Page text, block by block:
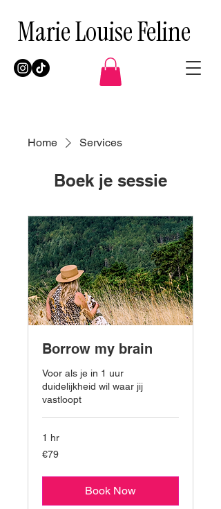
Marie Louise Feline
Home Services
Boek je sessie
Borrow my brain
Voor als je in 1 uur
duidelijkheid wil waar jij
vastloopt
1 hr
79
euros
€79
Book Now